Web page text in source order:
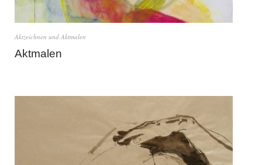
Aktzeichnen und Aktmalen
Aktmalen